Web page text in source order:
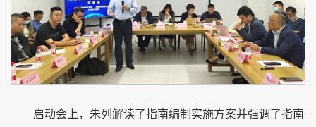
启动会上，朱列解读了指南编制实施方案并强调了指南